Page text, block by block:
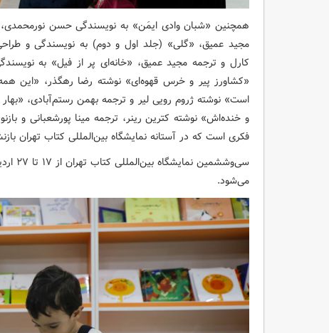
همچنین «شبان وادی ایمَن» به نویسندگی حسن نورمحمدی،
مجید عمیق، «گلی» (جلد اول و دوم) به نویسندگی و
کارل و ترجمه مجید عمیق، «خانه‌ای پر از فیل» به
«کشاورز پیر و خرس قهوه‌ای» نوشته رضا رهگذر، «این
است» نوشته ژروم رویی لیر و ترجمه بهمن رستم‌آبادی،
و خنده‌اش» نوشته کترین رینر، ترجمه مینا پورشعبانی و
فکری است که در آستانه نمایشگاه بین‌المللی کتاب تهران
می‌شود.